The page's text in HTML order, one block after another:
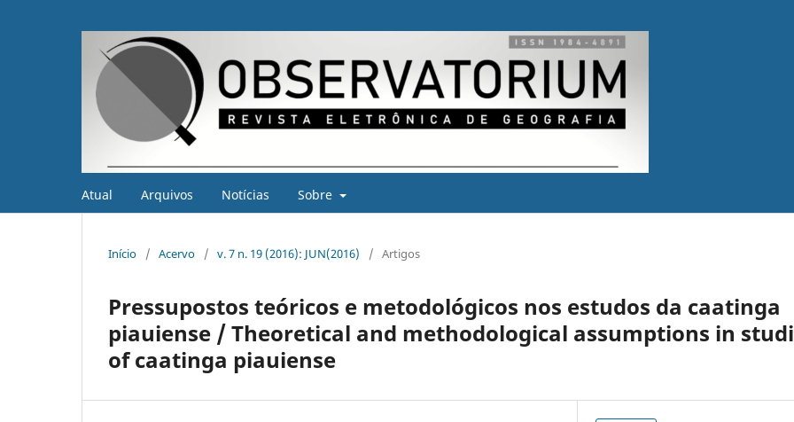
Atual Arquivos Notícias Sobre
Início / Acervo / v. 7 n. 19 (2016): JUN(2016) / Artigos
Pressupostos teóricos e metodológicos nos estudos da caatinga
piauiense / Theoretical and methodological assumptions in
of caatinga piauiense